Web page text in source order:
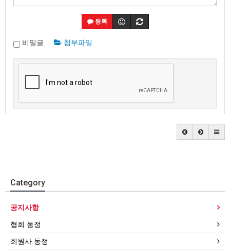
등록
비밀글 첨부파일
Category
공지사항
협회 동정
회원사 동정